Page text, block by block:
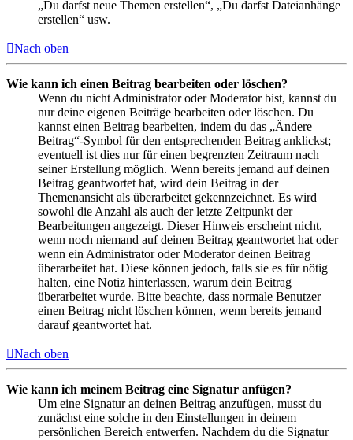
„Du darfst neue Themen erstellen“, „Du darfst Dateianhänge
erstellen“ usw.
Nach oben
Wie kann ich einen Beitrag bearbeiten oder löschen?
Wenn du nicht Administrator oder Moderator bist, kannst du
nur deine eigenen Beiträge bearbeiten oder löschen. Du
kannst einen Beitrag bearbeiten, indem du das „Ändere
Beitrag“-Symbol für den entsprechenden Beitrag anklickst;
eventuell ist dies nur für einen begrenzten Zeitraum nach
seiner Erstellung möglich. Wenn bereits jemand auf deinen
Beitrag geantwortet hat, wird dein Beitrag in der
Themenansicht als überarbeitet gekennzeichnet. Es wird
sowohl die Anzahl als auch der letzte Zeitpunkt der
Bearbeitungen angezeigt. Dieser Hinweis erscheint nicht,
wenn noch niemand auf deinen Beitrag geantwortet hat oder
wenn ein Administrator oder Moderator deinen Beitrag
überarbeitet hat. Diese können jedoch, falls sie es für nötig
halten, eine Notiz hinterlassen, warum dein Beitrag
überarbeitet wurde. Bitte beachte, dass normale Benutzer
einen Beitrag nicht löschen können, wenn bereits jemand
darauf geantwortet hat.
Nach oben
Wie kann ich meinem Beitrag eine Signatur anfügen?
Um eine Signatur an deinen Beitrag anzufügen, musst du
zunächst eine solche in den Einstellungen in deinem
persönlichen Bereich entwerfen. Nachdem du die Signatur